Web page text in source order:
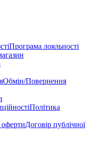
Програма лояльності
Обмін/Повернення
Політика
Договір публічної